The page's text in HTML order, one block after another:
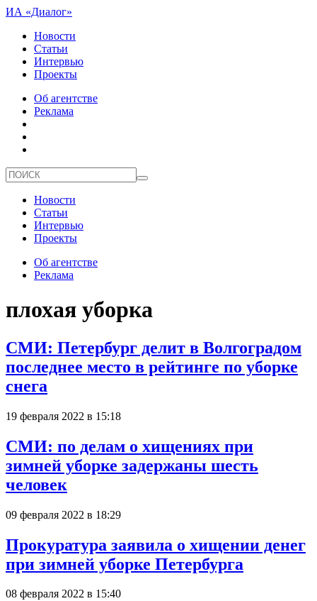
ИА «Диалог»
Новости
Статьи
Интервью
Проекты
Об агентстве
Реклама
Новости
Статьи
Интервью
Проекты
Об агентстве
Реклама
плохая уборка
СМИ: Петербург делит в Волгоградом
последнее место в рейтинге по уборке
снега
19 февраля 2022 в 15:18
СМИ: по делам о хищениях при
зимней уборке задержаны шесть
человек
09 февраля 2022 в 18:29
Прокуратура заявила о хищении денег
при зимней уборке Петербурга
08 февраля 2022 в 15:40